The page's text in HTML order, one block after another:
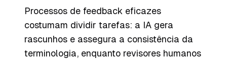
Processos de feedback eficazes
costumam dividir tarefas: a IA gera
rascunhos e assegura a consistência da
terminologia, enquanto revisores humanos